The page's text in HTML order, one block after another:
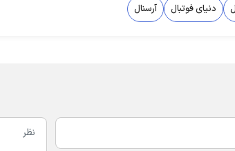
دنیای فوتبال آرسنال